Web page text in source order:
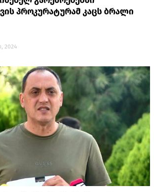
პროკურატურამ კაცს ბრალი
2024